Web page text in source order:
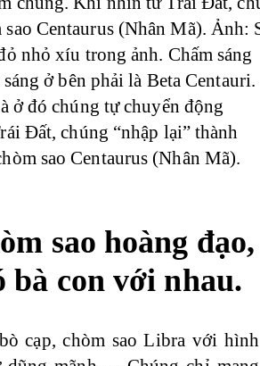
nhỏ xíu trong ảnh. Chấm sáng
ở bên phải là Beta Centauri.
ở đó chúng tự chuyển động
Đất, chúng “nhập lại” thành
sao Centaurus (Nhân Mã).
sao hoàng đạo,
bà con với nhau.
cạp, chòm sao Libra với hình